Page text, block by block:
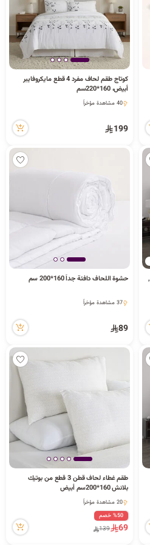
كوتاج طقم لحاف مفرد 4 قطع مايكروفايبر
أبيض، 160*220سم
4 كمية متوفرة
40 مشاهدة مؤخراً
199
حشوة اللحاف دافئة جداً 160*200 سم
1 كمية متوفرة
37 مشاهدة مؤخراً
37 مشاهدة مؤخراً89
طقم غطاء لحاف قطن 3 قطع من بوتيك
بلانش 160*200سم أبيض
2 كمية متوفرة
1 قطعة بيعت مؤخراً
20 مشاهدة مؤخراً
2 كمية متوفرة
1 قطعة بيعت مؤخراً
20 مشاهدة مؤخراً
%50 خصم
69
139